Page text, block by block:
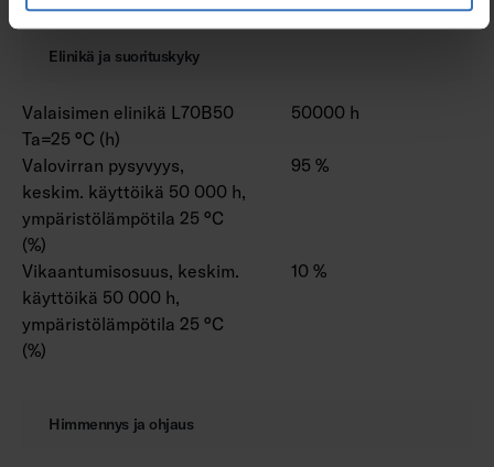
Elinikä ja suorituskyky
Valaisimen elinikä L70B50
Ta=25 °C (h)
50000 h
Valovirran pysyvyys,
keskim. käyttöikä 50 000 h,
ympäristölämpötila 25 °C
(%)
95 %
Vikaantumisosuus, keskim.
käyttöikä 50 000 h,
ympäristölämpötila 25 °C
(%)
10 %
Himmennys ja ohjaus